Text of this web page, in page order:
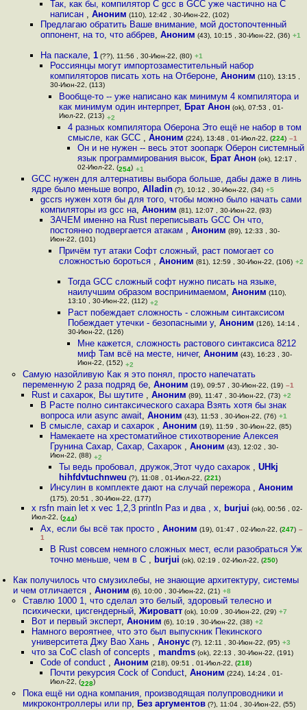
Так, как бы, компилятор С gcc в GCC уже частично на C
написан , Аноним (110), 12:42 , 30-Июн-22, (102)
Предлагаю обратить Ваше внимание, мой достопочтенный
оппонент, на то, что аббрев,Аноним (43), 10:15 , 30-Июн-22, (36) +1
На паскале,1 (??), 11:56 , 30-Июн-22, (80) +1
Россиянцы могут импортозаместительный набор
компиляторов писать хоть на Отбероне, Аноним (110), 13:15 ,
30-Июн-22, (113)
Вообще-то -- уже написано как минимум 4 компилятора и
как минимум один интерпрет, Брат Анон (ok), 07:53 , 01-
Июл-22, (213) +2
4 разных компилятора Оберона Это ещё не набор в том
смысле, как GCC ,Аноним (224), 13:48 , 01-Июл-22, (224) –1
Он и не нужен -- весь этот зоопарк Оберон системный
язык программирования высок, Брат Анон (ok), 12:17 ,
02-Июл-22, (254) +1
GCC нужен для алтернативы выбора больше, дабы даже в линь
ядре было меньше вопро, Alladin(?), 10:12 , 30-Июн-22, (34) +5
gccrs нужен хотя бы для того, чтобы можно было начать сами
компиляторы из gcc на,Аноним (81), 12:07 , 30-Июн-22, (93)
ЗАЧЕМ именно на Rust переписывать GCC Он что,
постоянно подвергается атакам , Аноним (89), 12:33 , 30-
Июн-22, (101)
Причём тут атаки Софт сложный, раст помогает со
сложностью бороться , Аноним (81), 12:59 , 30-Июн-22, (106) +2
Тогда GCC сложный софт нужно писать на языке,
наилучшим образом воспринимаемом,Аноним (110),
13:10 , 30-Июн-22, (112) +2
Раст побеждает сложность - сложным синтаксисом
Побеждает утечки - безопасными у,Аноним (126), 14:14 ,
30-Июн-22, (126)
Мне кажется, сложность растового синтаксиса 8212
миф Там всё на месте, ничег, Аноним (43), 16:23 , 30-
Июн-22, (152) +2
Самую назойливую Как я это понял, просто напечатать
переменную 2 раза подряд бе, Аноним (19), 09:57 , 30-Июн-22, (19) –1
Rust и сахарок, Вы шутите , Аноним (89), 11:47 , 30-Июн-22, (73) +2
В Расте полно синтаксического сахара Взять хотя бы знак
вопроса или async await,Аноним (43), 11:53 , 30-Июн-22, (76) +1
В смысле, сахар и сахарок ,Аноним (19), 11:59 , 30-Июн-22, (85)
Намекаете на хрестоматийное стихотворение Алексея
Грунина Сахар, Сахар, Сахарок , Аноним (43), 12:02 , 30-
Июн-22, (88) +2
Ты ведь пробовал, дружок,Этот чудо сахарок , UHkj
hihfdvtuchnweu (?), 11:08 , 01-Июл-22, (221)
Инсулин в комплекте дают на случай пережора , Аноним
(175), 20:51 , 30-Июн-22, (177)
x rsfn main let x vec 1,2,3 println Раз и два , x, burjui (ok), 00:56 , 02-
Июл-22, (244)
Ах, если бы всё так просто ,Аноним (19), 01:47 , 02-Июл-22, (247) –
1
В Rust совсем немного сложных мест, если разобраться Уж
точно меньше, чем в C , burjui (ok), 02:19 , 02-Июл-22, (250)
Как получилось что смузихлебы, не знающие архитектуру, системы
и чем отличается ,Аноним (6), 10:00 , 30-Июн-22, (21) +8
Ставлю 1000 1, что сделал это белый, здоровый телесно и
психически, цисгендерный, Жироватт(ok), 10:09 , 30-Июн-22, (29) +7
Вот и первый эксперт, Аноним (6), 10:19 , 30-Июн-22, (38) +2
Намного вероятнее, что это был выпускник Пекинского
университета Джу Вао Хань , Анонус(?), 12:11 , 30-Июн-22, (95) +3
что за CoC clash of concepts , mandms(ok), 22:13 , 30-Июн-22, (191)
Code of conduct ,Аноним (218), 09:51 , 01-Июл-22, (218)
Почти рекурсия Cock of Conduct, Аноним (224), 14:24 , 01-
Июл-22, (228)
Пока ещё ни одна компания, производящая полупроводники и
микроконтроллеры или пр, Без аргументов(?), 11:04 , 30-Июн-22, (55)